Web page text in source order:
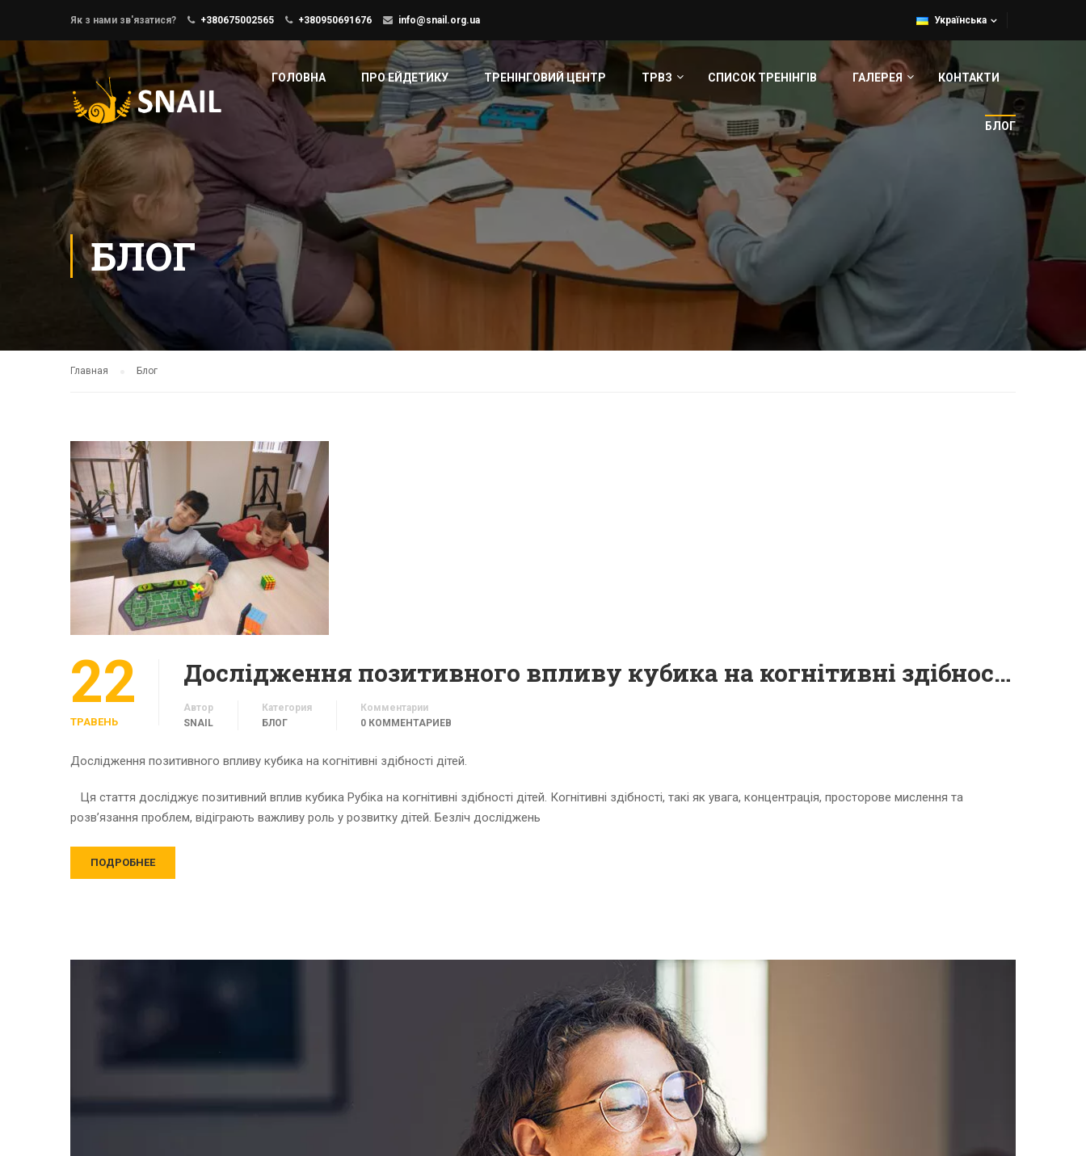
Українська
Як з нами зв'язатися? +380675002565 +380950691676 info@snail.org.ua
ГОЛОВНА ПРО ЕЙДЕТИКУ ТРЕНІНГОВИЙ ЦЕНТР ТРВЗ СПИСОК ТРЕНІНГІВ ГАЛЕРЕЯ КОНТАКТИ
БЛОГ
БЛОГ
Главная Блог
22
ТРАВЕНЬ
Дослідження позитивного впливу кубика на когнітивні здібності дітей.
Автор
SNAIL
Категория
БЛОГ
Комментарии
0 КОММЕНТАРИЕВ
Дослідження позитивного впливу кубика на когнітивні здібності дітей.
Ця стаття досліджує позитивний вплив кубика Рубіка на когнітивні здібності дітей. Когнітивні здібності, такі як увага, концентрація, просторове мислення та
розв’язання проблем, відіграють важливу роль у розвитку дітей. Безліч досліджень
ПОДРОБНЕЕ